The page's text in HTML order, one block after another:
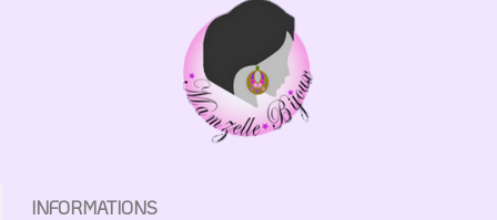
INFORMATIONS